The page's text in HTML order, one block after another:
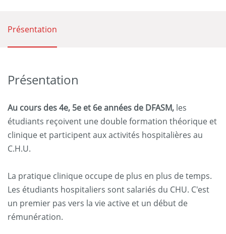
Présentation
Présentation
Au cours des 4e, 5e et 6e années de DFASM, les
étudiants reçoivent une double formation théorique et
clinique et participent aux activités hospitalières au
C.H.U.
La pratique clinique occupe de plus en plus de temps.
Les étudiants hospitaliers sont salariés du CHU. C'est
un premier pas vers la vie active et un début de
rémunération.